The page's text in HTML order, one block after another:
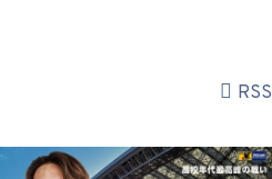
RSS